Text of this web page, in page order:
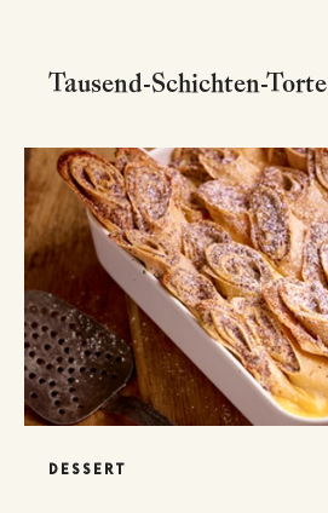
Tausend-Schichten-Torte
DESSERT